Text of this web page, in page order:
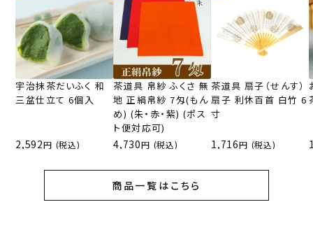
宇治抹茶だいふく 和
三盆仕立て 6個入
2,592 (税込)
茶道具 帛紗 ふくさ 無
地 正絹帛紗 7匁(もん
め) (朱・赤・紫) (ポス
ト便対応可)
4,730 (税込)
茶道具 扇子（せんす）
扇子 利休百首 白竹 6
寸
1,716 (税込)
商品一覧はこちら